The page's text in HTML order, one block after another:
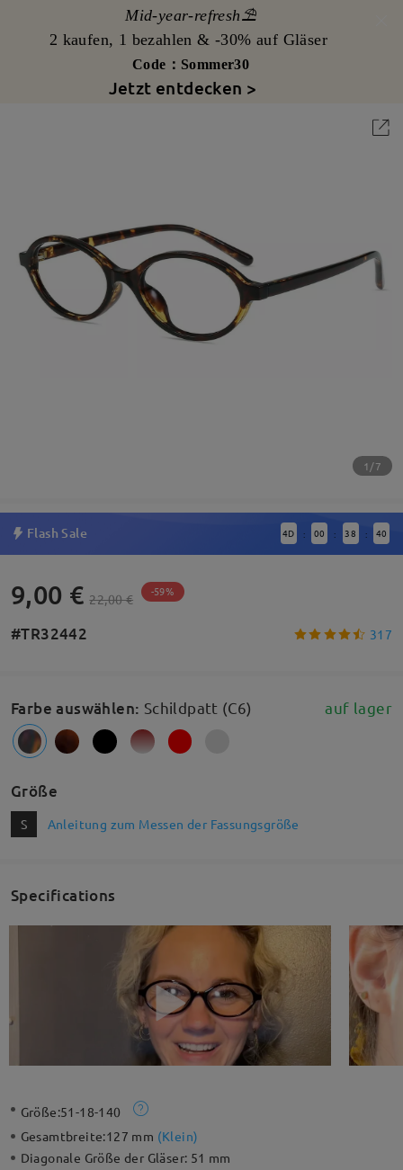
Mid-year-refresh⛱️
2 kaufen, 1 bezahlen & -30% auf Gläser
Code：Sommer30
Jetzt entdecken >
1/7
Flash Sale 4D : 00 : 38 : 39
9,00 € 22,00 € -59%
#TR32442 317
Farbe auswählen: Schildpatt (C6) auf lager
Größe
S Anleitung zum Messen der Fassungsgröße
Specifications
Größe:51-18-140
Gesamtbreite:127 mm (Klein)
Diagonale Größe der Gläser: 51 mm